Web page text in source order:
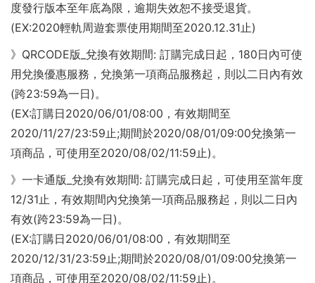
度發行版本至年底為限，逾期失效恕不接受退貨。
(EX:2020輕軌周遊套票使用期間至2020.12.31止)
》QRCODE版_兌換有效期間: 訂購完成日起，180日內可使
用兌換優惠服務，兌換第一項商品服務起，則以二日內有效
(跨23:59為一日)。
(EX:訂購日2020/06/01/08:00，有效期間至
2020/11/27/23:59止;期間於2020/08/01/09:00兌換第一
項商品，可使用至2020/08/02/11:59止)。
》一卡通版_兌換有效期間: 訂購完成日起，可使用至當年度
12/31止，有效期間內兌換第一項商品服務起，則以二日內
有效(跨23:59為一日)。
(EX:訂購日2020/06/01/08:00，有效期間至
2020/12/31/23:59止;期間於2020/08/01/09:00兌換第一
項商品，可使用至2020/08/02/11:59止)。